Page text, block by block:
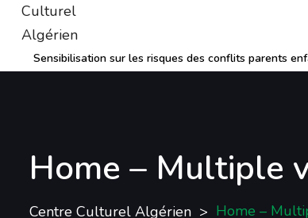
Sensibilisation sur les risques des conflits parents
Home – Multiple
Centre Culturel Algérien Home –